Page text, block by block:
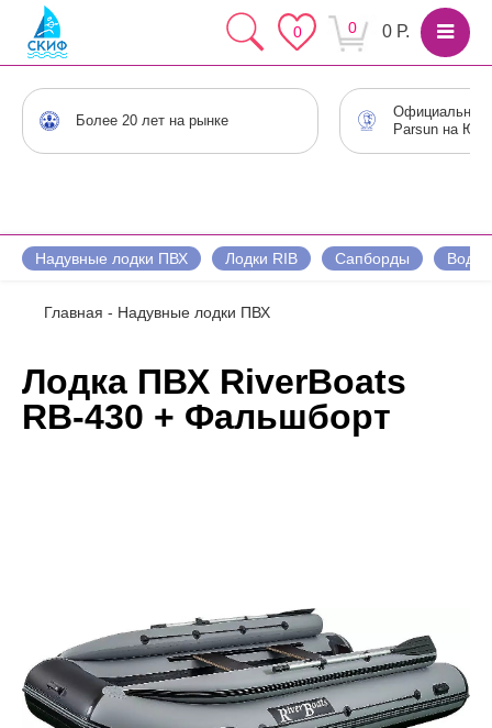
0 Р.
0
0
Более 20 лет на рынке
Официальный
Parsun на
Надувные лодки ПВХ Лодки RIB Сапборды
Главная - Надувные лодки ПВХ
Лодка ПВХ RiverBoats
RB-430 + Фальшборт